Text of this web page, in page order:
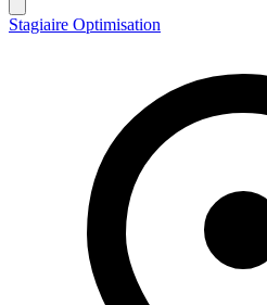
Stagiaire Optimisation